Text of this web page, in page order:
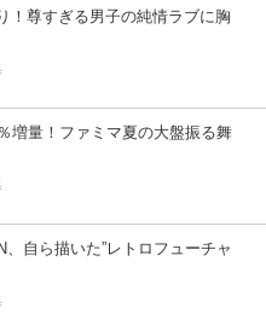
！尊すぎる男子の純情ラブに胸
増量！ファミマ夏の大盤振る舞
自ら描いた”レトロフューチャ